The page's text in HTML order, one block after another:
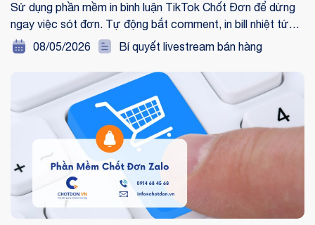
Sử dụng phần mềm in bình luận TikTok Chốt Đơn để dừng
ngay việc sót đơn. Tự động bắt comment, in bill nhiệt tức
thì và gom đơn thông minh giúp tối ưu hóa Livestream.
08/05/2026 Bí quyết livestream bán hàng